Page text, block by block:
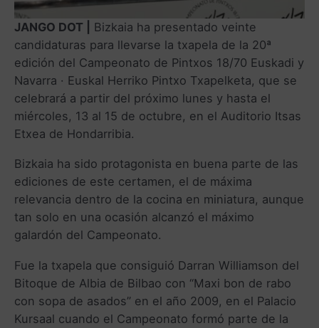
JANGO DOT |
Bizkaia ha presentado veinte
candidaturas para llevarse la txapela de la 20ª
edición del Campeonato de Pintxos 18/70 Euskadi y
Navarra · Euskal Herriko Pintxo Txapelketa, que se
celebrará a partir del próximo lunes y hasta el
miércoles, 13 al 15 de octubre, en el Auditorio Itsas
Etxea de Hondarribia.
Bizkaia ha sido protagonista en buena parte de las
ediciones de este certamen, el de máxima
relevancia dentro de la cocina en miniatura, aunque
tan solo en una ocasión alcanzó el máximo
galardón del Campeonato.
Fue la txapela que consiguió Darran Williamson del
Bitoque de Albia de Bilbao con “Maxi bon de rabo
con sopa de asados” en el año 2009, en el Palacio
Kursaal cuando el Campeonato formó parte de la